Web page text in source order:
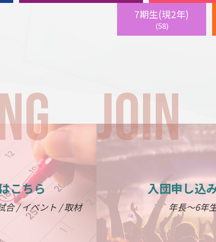
7期生(現2年)
(58)
こちら
合 / イベント / 取材
入団申し込
年長～6年